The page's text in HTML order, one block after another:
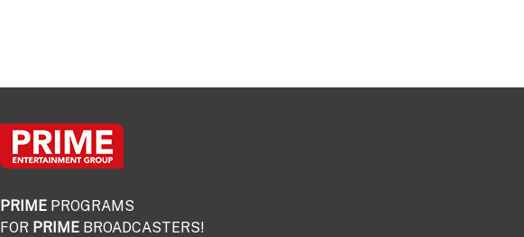
PRIMEPROGRAMS
FOR PRIMEBROADCASTERS!